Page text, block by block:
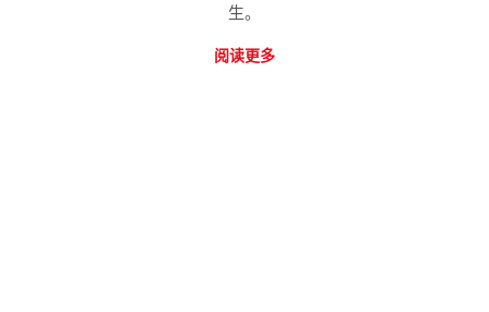
生。
阅读更多